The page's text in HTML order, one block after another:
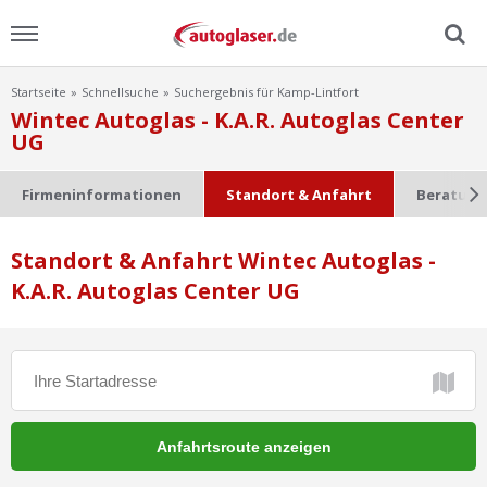
Menu
Home
Ratgeber
FAQ
Startseite Schnellsuche Suchergebnis für Kamp-Lintfort
Wintec Autoglas - K.A.R. Autoglas Center
UG
Firmeninformationen Standort & Anfahrt
Standort & Anfahrt Wintec Autoglas -
K.A.R. Autoglas Center UG